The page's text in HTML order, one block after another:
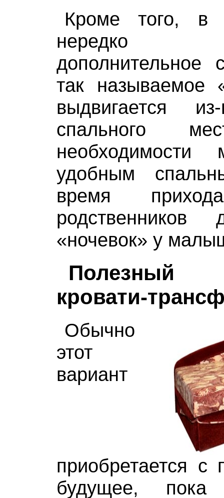
Кроме того, в
нередко
дополнительное
так называемое
выдвигается
спального
необходимости
удобным
время
родственников
«ночевок» у
Полезный
кровати-
Обычно
этот
вариант
приобретается с
будущее,